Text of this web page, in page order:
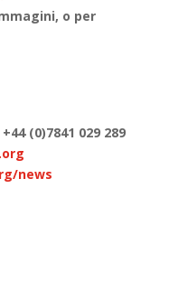
o per
(0)7841 029 289
news